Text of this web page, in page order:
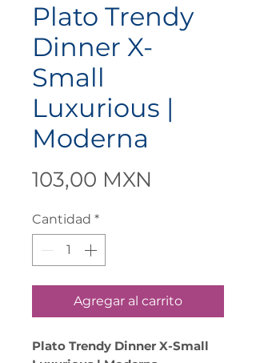
Plato Trendy
Dinner X-
Small
Luxurious |
Moderna
103,00 MXN
Cantidad *
Agregar al carrito
Plato Trendy Dinner X-Small